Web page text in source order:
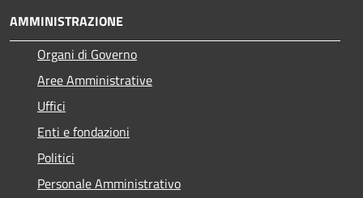
AMMINISTRAZIONE
Organi di Governo
Aree Amministrative
Uffici
Enti e fondazioni
Politici
Personale Amministrativo